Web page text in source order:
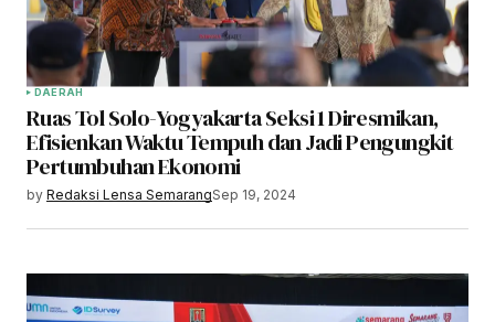
DAERAH
Ruas Tol Solo-Yogyakarta Seksi 1 Diresmikan,
Efisienkan Waktu Tempuh dan Jadi Pengungkit
Pertumbuhan Ekonomi
by Redaksi Lensa SemarangSep 19, 2024